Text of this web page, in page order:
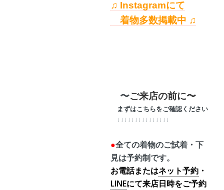
♫ Instagramにて
着物多数掲載中 ♫
〜ご来店の前に〜
まずはこちらをご確認ください
↓↓↓↓↓↓↓↓↓↓↓↓↓↓↓
●全ての着物のご試着・下
見は予約制です。
お電話またはネット予約 ・
LINEにて来店日時をご予約